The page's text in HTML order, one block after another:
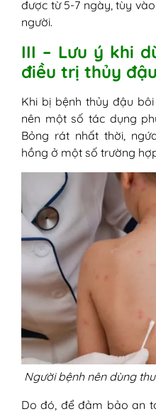
được từ 5-7 ngày, tùy
người.
III – Lưu ý khi
điều trị thủy đậu
Khi bị bệnh thủy đậu
nên một số tác dụng
Bỏng rát nhất thời,
hồng ở một số trường
Người bệnh nên dùng
Do đó, để đảm bảo an